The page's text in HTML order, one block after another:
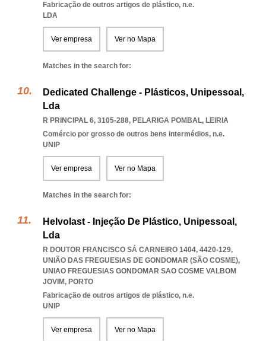
Fabricação de outros artigos de plástico, n.e.
LDA
Ver empresa Ver no Mapa
Matches in the search for:
Dedicated Challenge - Plásticos, Unipessoal,
Lda
R PRINCIPAL 6, 3105-288, PELARIGA POMBAL, LEIRIA
Comércio por grosso de outros bens intermédios, n.e.
UNIP
Ver empresa Ver no Mapa
Matches in the search for:
Helvolast - Injeção De Plástico, Unipessoal,
Lda
R DOUTOR FRANCISCO SÁ CARNEIRO 1404, 4420-129,
UNIÃO DAS FREGUESIAS DE GONDOMAR (SÃO COSME),
UNIAO FREGUESIAS GONDOMAR SAO COSME VALBOM
JOVIM, PORTO
Fabricação de outros artigos de plástico, n.e.
UNIP
Ver empresa Ver no Mapa